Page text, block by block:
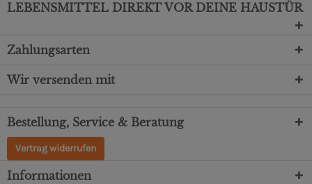
LEBENSMITTEL DIREKT VOR DEINE HAUSTÜR
Zahlungsarten
Wir versenden mit
Bestellung, Service & Beratung
Vertrag widerrufen
Informationen